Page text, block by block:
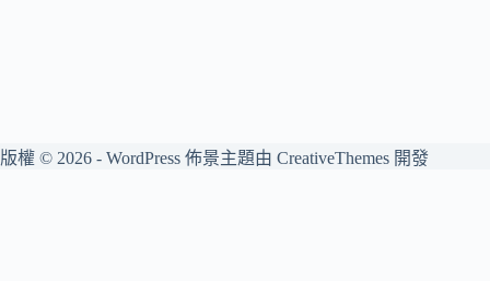
版權 © 2026 - WordPress 佈景主題由 CreativeThemes 開發